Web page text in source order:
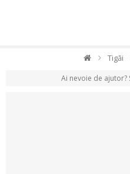
Tigăi
Ai nevoie de ajutor?